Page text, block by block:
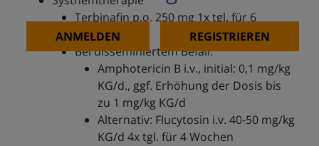
ANMELDEN REGISTRIEREN
Terbinafin p.o. 250 mg 1x tgl. für 6
Wochen
Bei disseminiertem Befall:
Amphotericin B i.v., initial: 0,1 mg/kg
KG/d., ggf. Erhöhung der Dosis bis
zu 1 mg/kg KG/d
Alternativ: Flucytosin i.v. 40-50 mg/kg
KG/d 4x tgl. für 4 Wochen